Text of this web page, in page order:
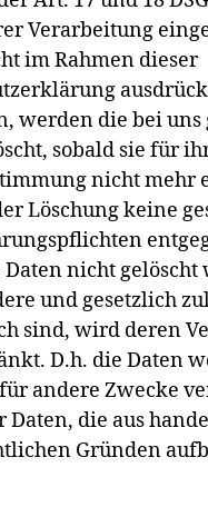
Verarbeitung
im Rahmen dieser
werden die bei
sobald sie für
nicht mehr
Löschung keine
Daten nicht
und gesetzlich
sind, wird deren
D.h. die Daten
andere Zwecke
Daten, die aus
Gründen